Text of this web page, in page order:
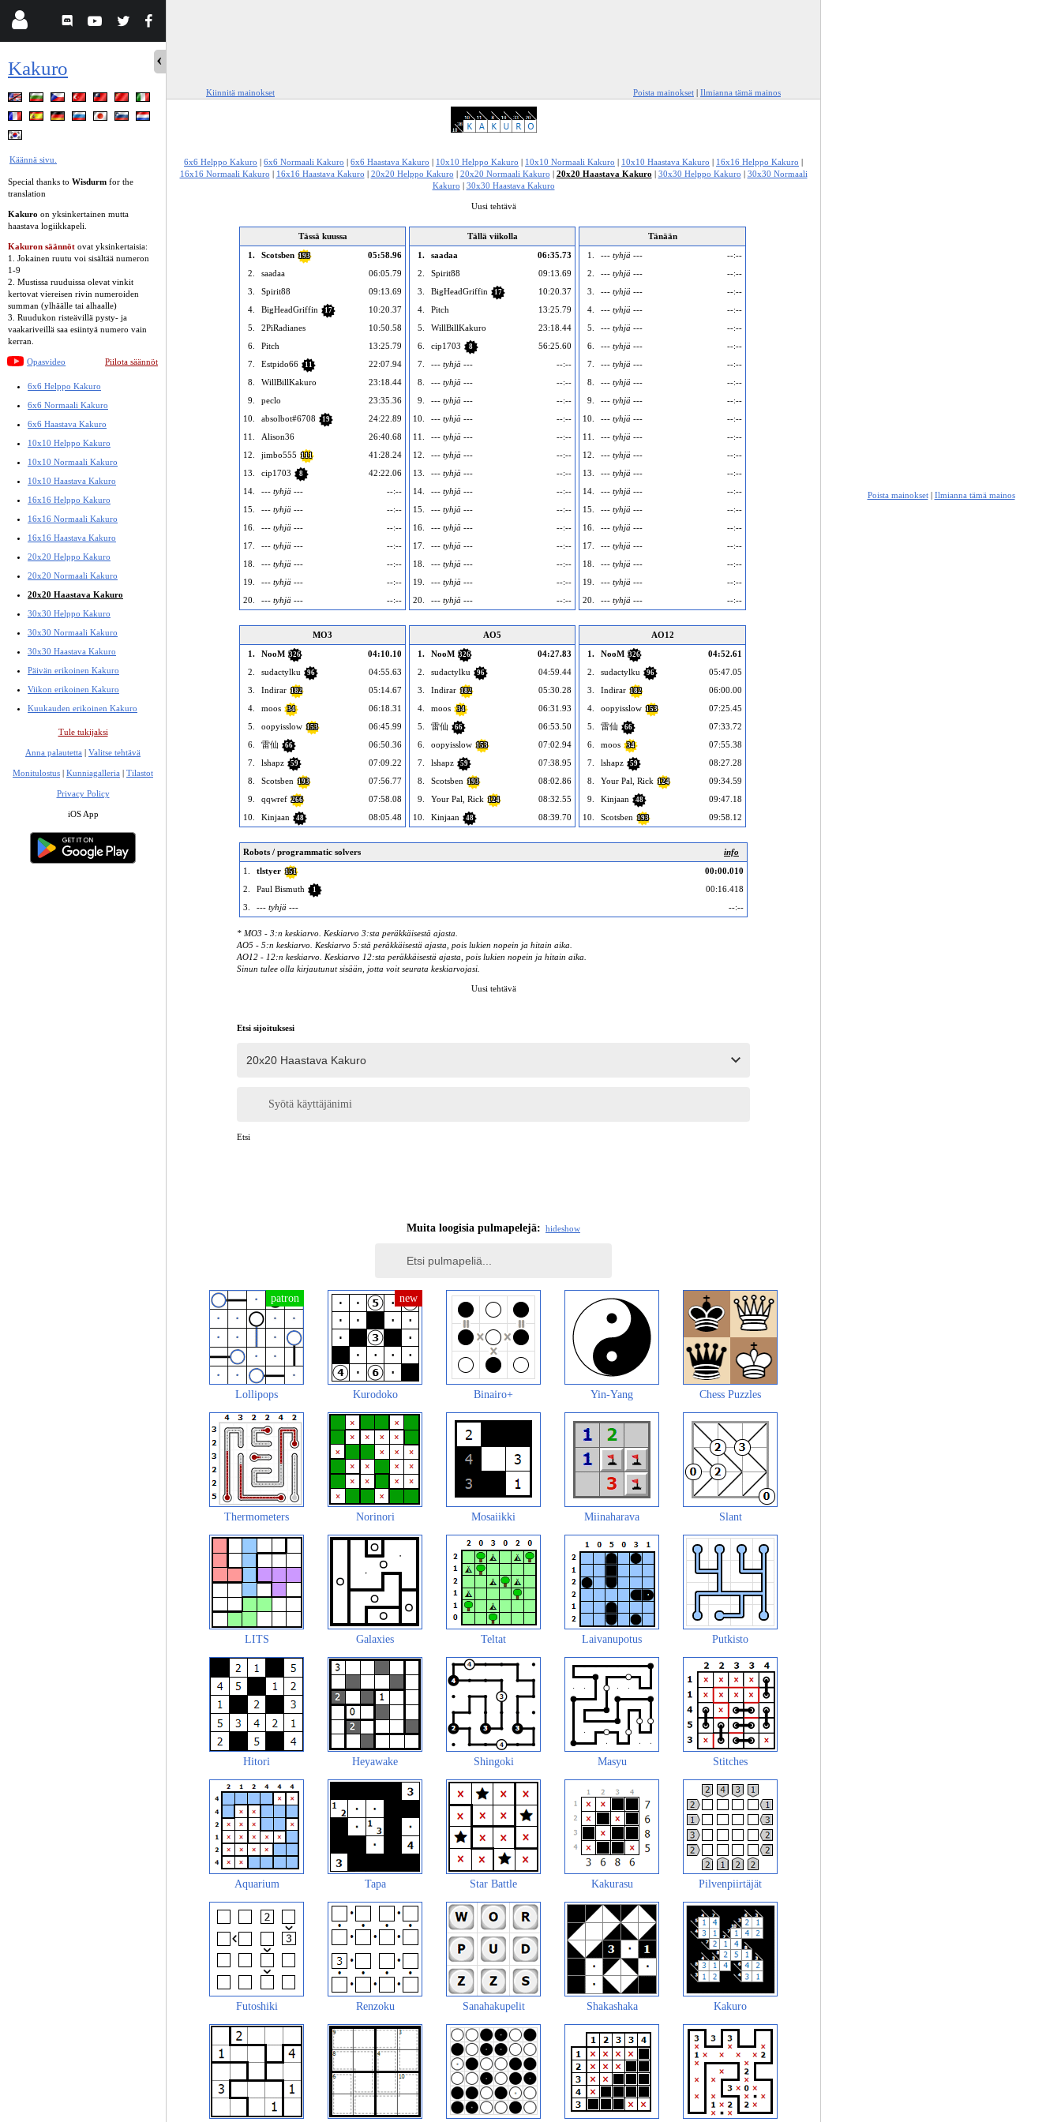
Kakuro
Käännä sivu.
Special thanks to Wisdurm for the
translation
Kakuro on yksinkertainen mutta
haastava logiikkapeli.
Kakuron säännöt ovat yksinkertaisia:
1. Jokainen ruutu voi sisältää numeron
1-9
2. Mustissa ruuduissa olevat vinkit
kertovat viereisen rivin numeroiden
summan (ylhäälle tai alhaalle)
3. Ruudukon risteävillä pysty- ja
vaakariveillä saa esiintyä numero vain
kerran.
Opasvideo Piilota säännöt
6x6 Helppo Kakuro
6x6 Normaali Kakuro
6x6 Haastava Kakuro
10x10 Helppo Kakuro
10x10 Normaali Kakuro
10x10 Haastava Kakuro
16x16 Helppo Kakuro
16x16 Normaali Kakuro
16x16 Haastava Kakuro
20x20 Helppo Kakuro
20x20 Normaali Kakuro
20x20 Haastava Kakuro
30x30 Helppo Kakuro
30x30 Normaali Kakuro
30x30 Haastava Kakuro
Päivän erikoinen Kakuro
Viikon erikoinen Kakuro
Kuukauden erikoinen Kakuro
Tule tukijaksi
Anna palautetta | Valitse tehtävä
Monitulostus | Kunniagalleria | Tilastot
Privacy Policy
iOS App
Kiinnitä mainokset Poista mainokset | Ilmianna tämä mainos
6x6 Helppo Kakuro | 6x6 Normaali Kakuro | 6x6 Haastava Kakuro | 10x10 Helppo Kakuro | 10x10 Normaali Kakuro | 10x10 Haastava Kakuro | 16x16 Helppo Kakuro |
16x16 Normaali Kakuro | 16x16 Haastava Kakuro | 20x20 Helppo Kakuro | 20x20 Normaali Kakuro | 20x20 Haastava Kakuro | 30x30 Helppo Kakuro | 30x30 Normaali
Kakuro | 30x30 Haastava Kakuro
Uusi tehtävä
Tässä kuussa
1.
Scotsben 193
05:58.96
2.
saadaa
06:05.79
3.
Spirit88
09:13.69
4.
BigHeadGriffin 17
10:20.37
5.
2PiRadianes
10:50.58
6.
Pitch
13:25.79
7.
Estpido66 11
22:07.94
8.
WillBillKakuro
23:18.44
9.
peclo
23:35.36
10.
absolbot#6708 19
24:22.89
11.
Alison36
26:40.68
12.
jimbo555 111
41:28.24
13.
cip1703 8
42:22.06
14.
--- tyhjä ---
--:--
15.
--- tyhjä ---
--:--
16.
--- tyhjä ---
--:--
17.
--- tyhjä ---
--:--
18.
--- tyhjä ---
--:--
19.
--- tyhjä ---
--:--
20.
--- tyhjä --- --:--
Tällä viikolla
1.
saadaa
06:35.73
2.
Spirit88
09:13.69
3.
BigHeadGriffin 17
10:20.37
4.
Pitch
13:25.79
5.
WillBillKakuro
23:18.44
6.
cip1703 8
56:25.60
7.
--- tyhjä ---
--:--
8.
--- tyhjä ---
--:--
9.
--- tyhjä ---
--:--
10.
--- tyhjä ---
--:--
11.
--- tyhjä ---
--:--
12.
--- tyhjä ---
--:--
13.
--- tyhjä ---
--:--
14.
--- tyhjä ---
--:--
15.
--- tyhjä ---
--:--
16.
--- tyhjä ---
--:--
17.
--- tyhjä ---
--:--
18.
--- tyhjä ---
--:--
19.
--- tyhjä ---
--:--
20.
--- tyhjä --- --:--
Tänään
1.
--- tyhjä ---
--:--
2.
--- tyhjä ---
--:--
3.
--- tyhjä ---
--:--
4.
--- tyhjä ---
--:--
5.
--- tyhjä ---
--:--
6.
--- tyhjä ---
--:--
7.
--- tyhjä ---
--:--
8.
--- tyhjä ---
--:--
9.
--- tyhjä ---
--:--
10.
--- tyhjä ---
--:--
11.
--- tyhjä ---
--:--
12.
--- tyhjä ---
--:--
13.
--- tyhjä ---
--:--
14.
--- tyhjä ---
--:--
15.
--- tyhjä ---
--:--
16.
--- tyhjä ---
--:--
17.
--- tyhjä ---
--:--
18.
--- tyhjä ---
--:--
19.
--- tyhjä ---
--:--
20.
--- tyhjä --- --:--
MO3
1.
NooM 326
04:10.10
2.
sudactylku 96
04:55.63
3.
Indirar 182
05:14.67
4.
moos 34
06:18.31
5.
oopyisslow 153
06:45.99
6.
雷仙 66
06:50.36
7.
lshapz 59
07:09.22
8.
Scotsben 193
07:56.77
9.
qqwref 266
07:58.08
10.
Kinjaan 48 08:05.48
AO5
1.
NooM 326
04:27.83
2.
sudactylku 96
04:59.44
3.
Indirar 182
05:30.28
4.
moos 34
06:31.93
5.
雷仙 66
06:53.50
6.
oopyisslow 153
07:02.94
7.
lshapz 59
07:38.95
8.
Scotsben 193
08:02.86
9.
Your Pal, Rick 124
08:32.55
10.
Kinjaan 48 08:39.70
AO12
1.
NooM 326
04:52.61
2.
sudactylku 96
05:47.05
3.
Indirar 182
06:00.00
4.
oopyisslow 153
07:25.45
5.
雷仙 66
07:33.72
6.
moos 34
07:55.38
7.
lshapz 59
08:27.28
8.
Your Pal, Rick 124
09:34.59
9.
Kinjaan 48
09:47.18
10.
Scotsben 193 09:58.12
Robots / programmatic solvers
info
1.
tlstyer 151
00:00.010
2.
Paul Bismuth 1
00:16.418
3.
--- tyhjä --- --:--
* MO3 - 3:n keskiarvo. Keskiarvo 3:sta peräkkäisestä ajasta.
AO5 - 5:n keskiarvo. Keskiarvo 5:stä peräkkäisestä ajasta, pois lukien nopein ja hitain aika.
AO12 - 12:n keskiarvo. Keskiarvo 12:sta peräkkäisestä ajasta, pois lukien nopein ja hitain aika.
Sinun tulee olla kirjautunut sisään, jotta voit seurata keskiarvojasi.
Uusi tehtävä
Etsi sijoituksesi
Syötä käyttäjänimi
Etsi
Muita loogisia pulmapelejä: hideshow
Lollipops Kurodoko Binairo+ Yin-Yang Chess Puzzles
Thermometers Norinori Mosaiikki Miinaharava Slant
LITS Galaxies Teltat Laivanupotus Putkisto
Hitori Heyawake Shingoki Masyu Stitches
Aquarium Tapa Star Battle Kakurasu Pilvenpiirtäjät
Futoshiki Renzoku Sanahakupelit Shakashaka Kakuro
Poista mainokset| Ilmianna tämä mainos